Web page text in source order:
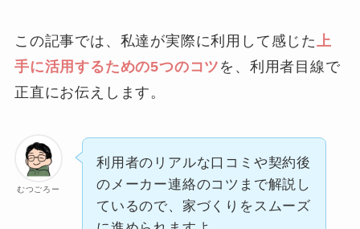
この記事では、私達が実際に利用して感じた
上
手に活用するための5つのコツ を、利用者目線で
正直にお伝えします。
むつごろー
利用者のリアルな口コミや契約後
のメーカー連絡のコツまで解説し
ているので、家づくりをスムーズ